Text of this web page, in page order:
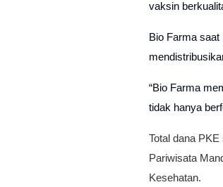
vaksin
Bio Farma
“Bio Farma
tidak hanya
Total dana
Pariwisata
Kesehatan.